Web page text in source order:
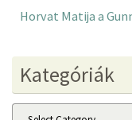
Horvat Matija a
Kategóriák
Kategóriák